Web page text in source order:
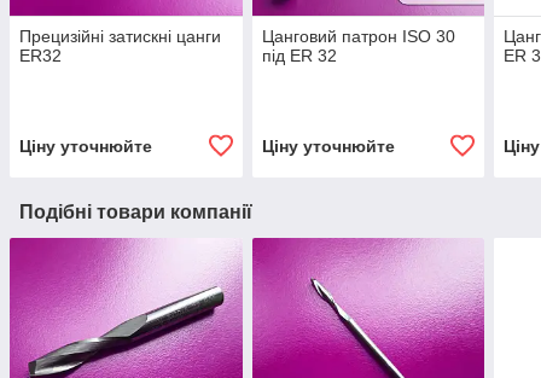
Прецизійні затискні цанги
ER32
Ціну уточнюйте
Цанговий патрон ISO 30
під ER 32
Ціну уточнюйте
ER
Подібні товари компанії